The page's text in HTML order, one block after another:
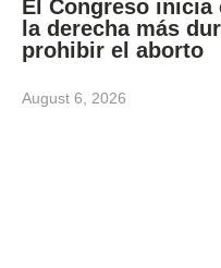
El Congreso inicia
la derecha más
prohibir el aborto
August 6, 2026